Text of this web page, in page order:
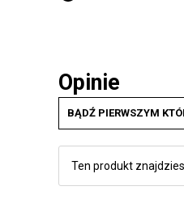
Opinie
BĄDŹ PIERWSZYM
Ten produkt